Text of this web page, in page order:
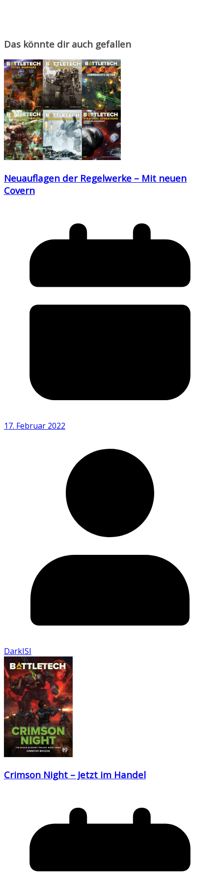
Das könnte dir auch gefallen
Neuauflagen der Regelwerke – Mit neuen
Covern
17. Februar 2022
DarkISI
Crimson Night – Jetzt im Handel